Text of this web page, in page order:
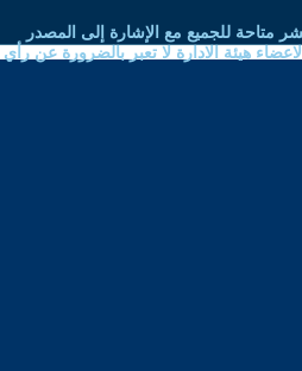
متاحة للجميع مع الإشارة إلى المصدر
هيئة الادارة لا تعبر بالضرورة عن رأي